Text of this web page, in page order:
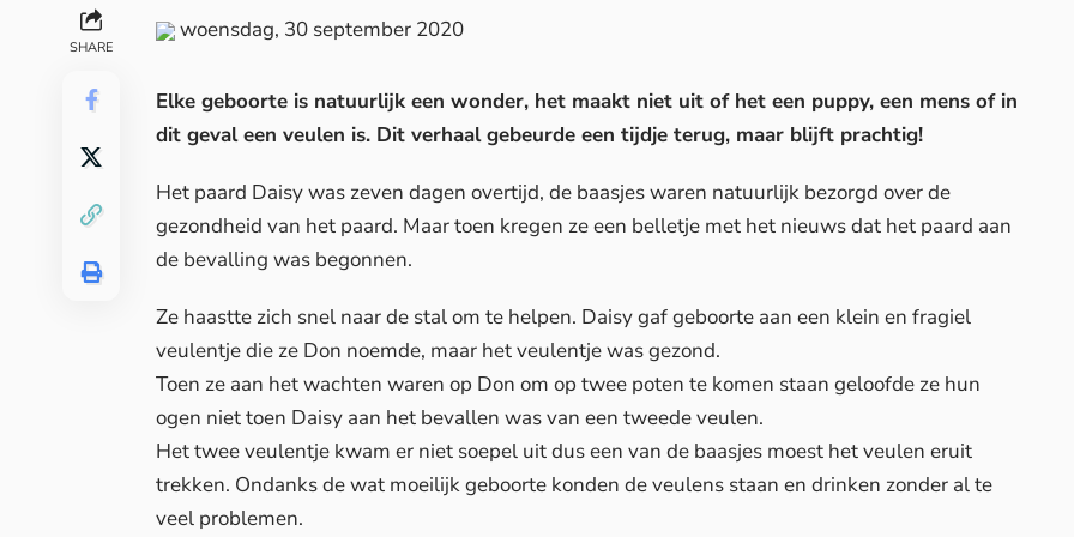
SHARE
woensdag, 30 september 2020
Elke geboorte is natuurlijk een wonder, het maakt niet uit of het een puppy, een mens of in
dit geval een veulen is. Dit verhaal gebeurde een tijdje terug, maar blijft prachtig!
Het paard Daisy was zeven dagen overtijd, de baasjes waren natuurlijk bezorgd over de
gezondheid van het paard. Maar toen kregen ze een belletje met het nieuws dat het paard aan
de bevalling was begonnen.
Ze haastte zich snel naar de stal om te helpen. Daisy gaf geboorte aan een klein en fragiel
veulentje die ze Don noemde, maar het veulentje was gezond.
Toen ze aan het wachten waren op Don om op twee poten te komen staan geloofde ze hun
ogen niet toen Daisy aan het bevallen was van een tweede veulen.
Het twee veulentje kwam er niet soepel uit dus een van de baasjes moest het veulen eruit
trekken. Ondanks de wat moeilijk geboorte konden de veulens staan en drinken zonder al te
veel problemen.